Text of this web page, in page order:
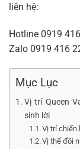
liên hệ:
Hotline 0919
Zalo 0919 416
Mục Lục
Vị trí Queen
sinh lời
Vị trí chiến
Vị thế đồi